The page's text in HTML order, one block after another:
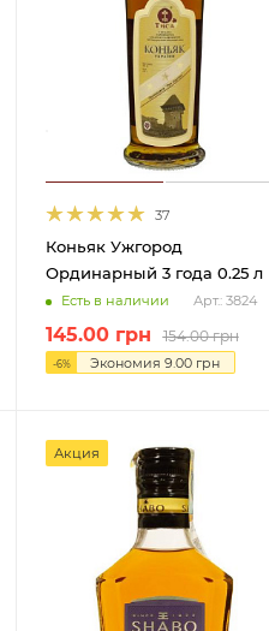
37
Коньяк Ужгород
Ординарный 3 года 0.25 л
Есть в наличии Арт.: 3824
145.00грн 154.00грн
-6% Экономия 9.00грн
Акция